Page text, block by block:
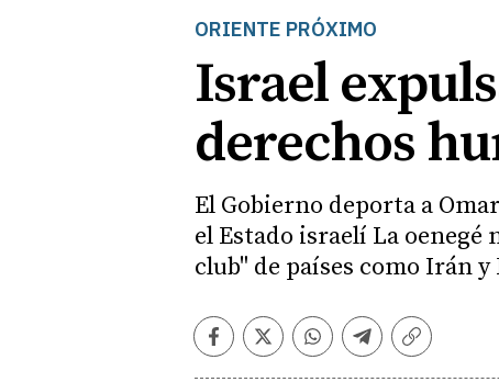
ORIENTE PRÓXIMO
Israel
derechos
El Gobierno deporta a
el Estado israelí La oenegé
club" de países como Irán y
Facebook
TwitterWhatsapp
Telegram
Copiar